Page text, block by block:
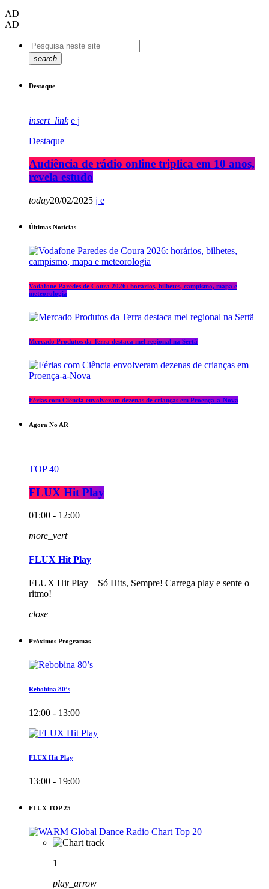
AD
AD
search
Destaque
insert_link
Destaque
Audiência de rádio online triplica em 10 anos,
revela estudo
today20/02/2025
Últimas Notícias
Vodafone Paredes de Coura 2026: horários, bilhetes, campismo, mapa e
meteorologia
Mercado Produtos da Terra destaca mel regional na Sertã
Férias com Ciência envolveram dezenas de crianças em Proença-a-Nova
Agora No AR
TOP 40
FLUX Hit Play
01:00 - 12:00
more_vert
FLUX Hit Play
FLUX Hit Play – Só Hits, Sempre! Carrega play e sente o
ritmo!
close
Próximos Programas
Rebobina 80’s
12:00 - 13:00
FLUX Hit Play
13:00 - 19:00
FLUX TOP 25
1
play_arrow